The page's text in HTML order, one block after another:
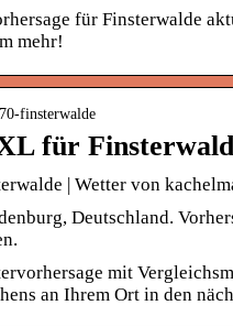
für Finsterwalde
mehr!
finsterwalde
für
| Wetter von
Deutschland.
mit
an Ihrem Ort in den